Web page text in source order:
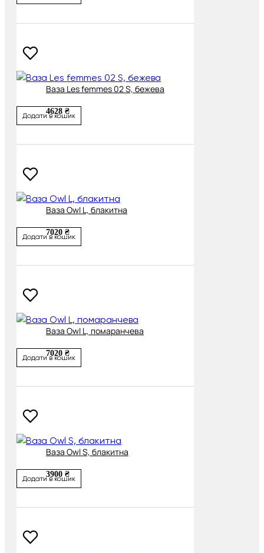
Ваза Les femmes 02 S, бежева
4628 ₴
Додати в кошик
Ваза Owl L, блакитна
7020 ₴
Додати в кошик
Ваза Owl L, помаранчева
7020 ₴
Додати в кошик
Ваза Owl S, блакитна
3900 ₴
Додати в кошик